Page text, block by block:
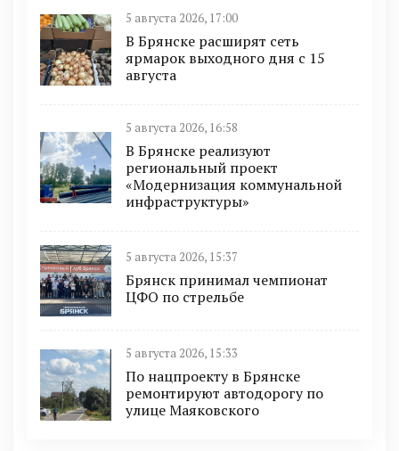
5 августа 2026, 17:00
В Брянске расширят сеть
ярмарок выходного дня с 15
августа
5 августа 2026, 16:58
В Брянске реализуют
региональный проект
«Модернизация коммунальной
инфраструктуры»
5 августа 2026, 15:37
Брянск принимал чемпионат
ЦФО по стрельбе
5 августа 2026, 15:33
По нацпроекту в Брянске
ремонтируют автодорогу по
улице Маяковского